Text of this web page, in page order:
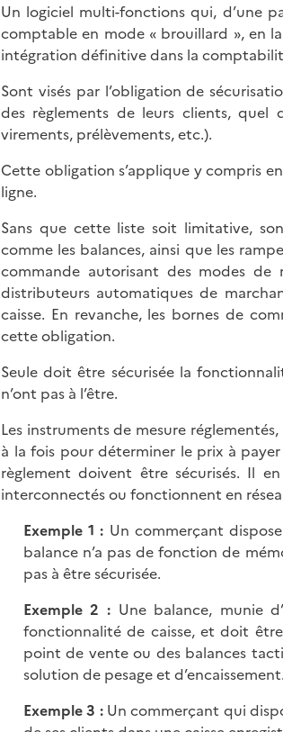
Un logiciel multi-fonctions qui, d’une
comptable en mode « brouillard », en
intégration définitive dans la
Sont visés par l’obligation de
des règlements de leurs clients, quel
virements, prélèvements, etc.).
Cette obligation s’applique y compris
ligne.
Sans que cette liste soit limitative,
comme les balances, ainsi que les
commande autorisant des modes
distributeurs automatiques de
caisse. En revanche, les bornes de
cette obligation.
Seule doit être sécurisée la
n’ont pas à l’être.
Les instruments de mesure
à la fois pour déterminer le prix à
règlement doivent être sécurisés. Il
interconnectés ou fonctionnent en
Exemple 1 : Un commerçant
balance n’a pas de fonction de
pas à être sécurisée.
Exemple 2 :Une balance, munie
fonctionnalité de caisse, et doit
point de vente ou des balances
solution de pesage et d’encaissement.
Exemple 3 :Un commerçant qui